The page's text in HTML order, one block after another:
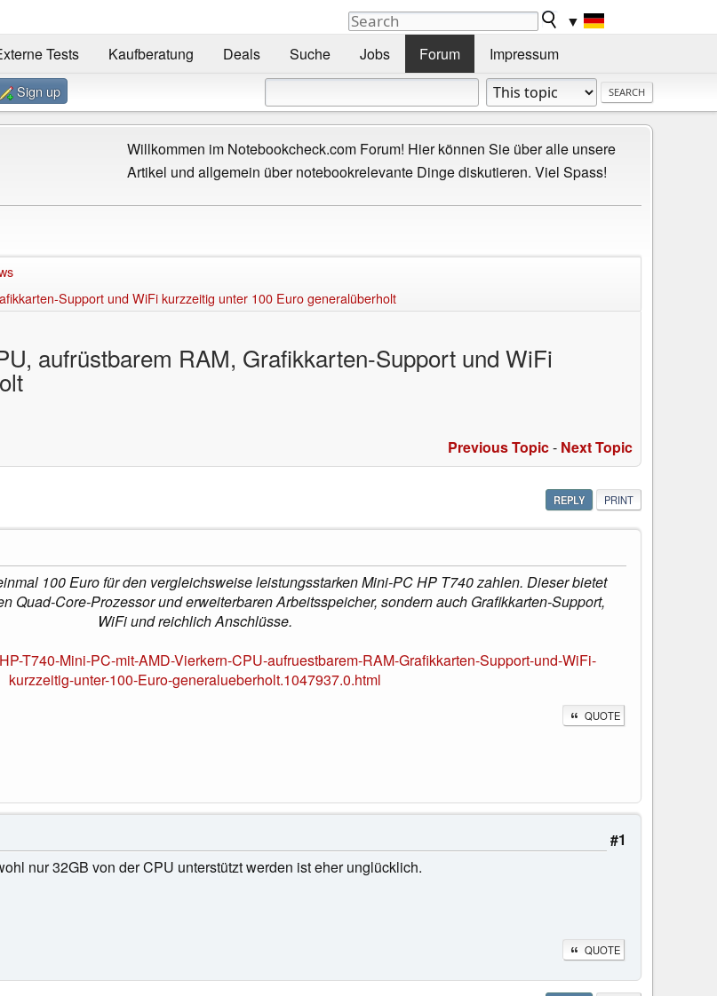
▼
Tests Kaufberatung Deals Suche Jobs Forum Impressum
Sign up
Willkommen im Notebookcheck.com Forum! Hier können Sie über alle unsere
Artikel und allgemein über notebookrelevante Dinge diskutieren. Viel Spass!
Support und WiFi kurzzeitig unter 100 Euro generalüberholt
aufrüstbarem RAM, Grafikkarten-Support und WiFi
Previous Topic- Next Topic
REPLY PRINT
100 Euro für den vergleichsweise leistungsstarken Mini-PC HP T740 zahlen. Dieser bietet
Quad-Core-Prozessor und erweiterbaren Arbeitsspeicher, sondern auch Grafikkarten-Support,
WiFi und reichlich Anschlüsse.
T740-Mini-PC-mit-AMD-Vierkern-CPU-aufruestbarem-RAM-Grafikkarten-Support-und-WiFi-
kurzzeitig-unter-100-Euro-generalueberholt.1047937.0.html
QUOTE
#1
nur 32GB von der CPU unterstützt werden ist eher unglücklich.
QUOTE